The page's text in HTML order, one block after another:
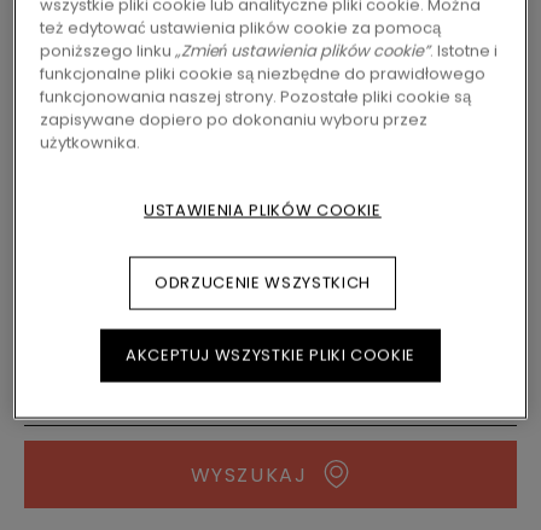
Oznakowanie ekologiczne UE
Nordic Swan Ecolabel
147,95zł/m²
Sugerowana cena brutto
Dostępne wWarianty: 2
ZNAJDŹ DEALERA W SWOIM REGIONIE
Chcesz zobaczyć tę podłogę na żywo? Nadal
nurtują Cię jakieś pytania? Nie ma problemu!
Zawsze możesz znaleźć dealera Pergo w swoim
WYSZUKAJ
wszystkie pliki cookie lub analityczne pliki cookie. Można
też edytować ustawienia plików cookie za pomocą
poniższego linku„Zmień ustawienia plików cookie”. Istotne i
funkcjonalne pliki cookie są niezbędne do prawidłowego
funkcjonowania naszej strony. Pozostałe pliki cookie są
zapisywane dopiero po dokonaniu wyboru przez
użytkownika.
USTAWIENIA PLIKÓW COOKIE
ODRZUCENIE WSZYSTKICH
AKCEPTUJ WSZYSTKIE PLIKI COOKIE